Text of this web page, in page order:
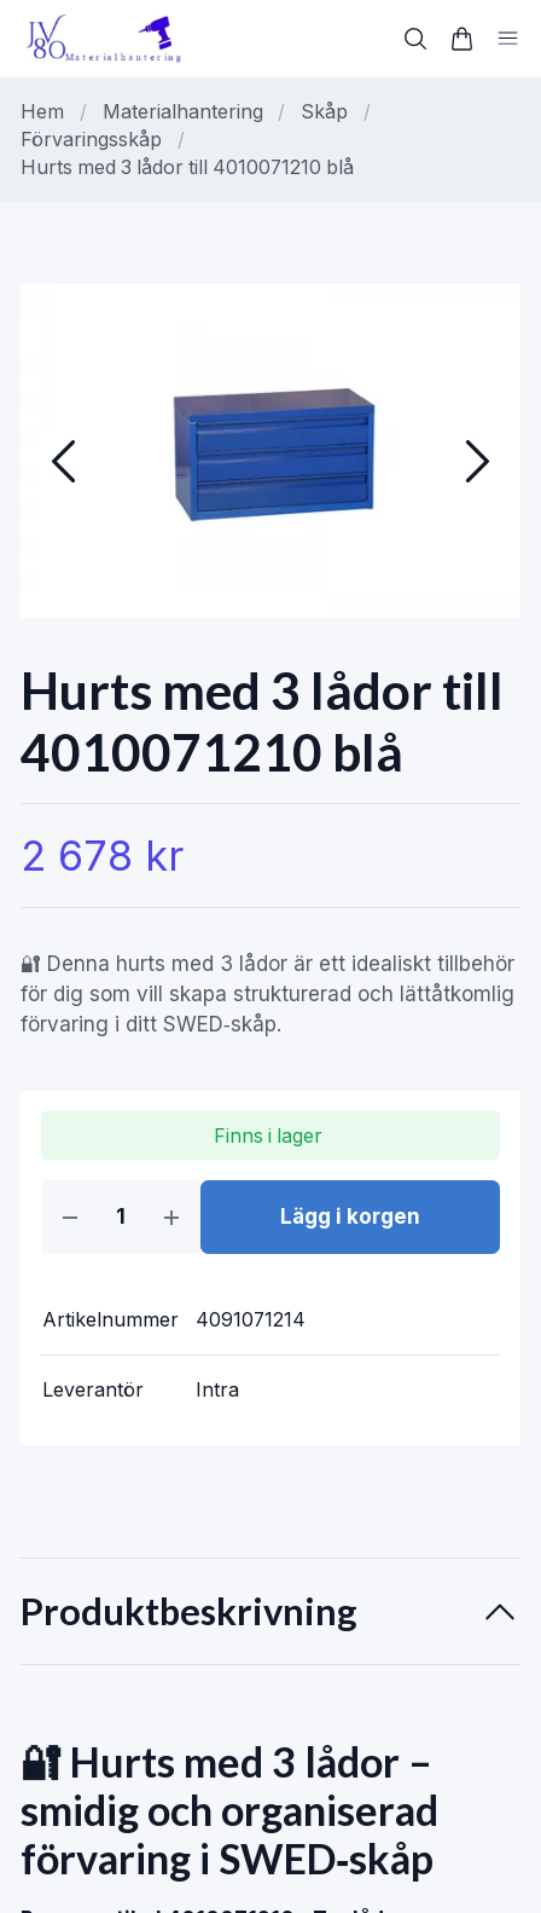
Hem / Materialhantering / Skåp
/
Förvaringsskåp
/
Hurts med 3 lådor till 4010071210 blå
Hurts med 3 lådor till
4010071210 blå
2 678 kr
🔐 Denna hurts med 3 lådor är ett idealiskt tillbehör
för dig som vill skapa strukturerad och lättåtkomlig
förvaring i ditt SWED‑skåp.
Finns i lager
Lägg i korgen
Artikelnummer 4091071214
Leverantör Intra
Produktbeskrivning
🔐 Hurts med 3 lådor –
smidig och organiserad
förvaring i SWED‑skåp